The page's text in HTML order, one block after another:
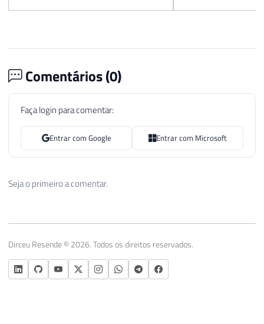
Comentários (0)
Faça login para comentar:
Entrar com Google Entrar com Microsoft
Seja o primeiro a comentar.
Dirceu Resende © 2026. Todos os direitos reservados.